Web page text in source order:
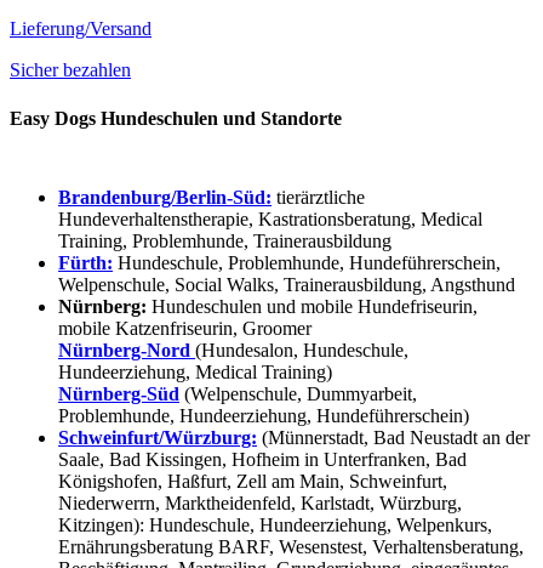
Lieferung/Versand
Sicher bezahlen
Easy Dogs Hundeschulen und Standorte
Brandenburg/Berlin-Süd: tierärztliche
Hundeverhaltenstherapie, Kastrationsberatung, Medical
Training, Problemhunde, Trainerausbildung
Fürth: Hundeschule, Problemhunde, Hundeführerschein,
Welpenschule, Social Walks, Trainerausbildung, Angsthund
Nürnberg: Hundeschulen und mobile Hundefriseurin,
mobile Katzenfriseurin, Groomer
Nürnberg-Nord (Hundesalon, Hundeschule,
Hundeerziehung, Medical Training)
Nürnberg-Süd (Welpenschule, Dummyarbeit,
Problemhunde, Hundeerziehung, Hundeführerschein)
Schweinfurt/Würzburg: (Münnerstadt, Bad Neustadt an der
Saale, Bad Kissingen, Hofheim in Unterfranken, Bad
Königshofen, Haßfurt, Zell am Main, Schweinfurt,
Niederwerrn, Marktheidenfeld, Karlstadt, Würzburg,
Kitzingen): Hundeschule, Hundeerziehung, Welpenkurs,
Ernährungsberatung BARF, Wesenstest, Verhaltensberatung,